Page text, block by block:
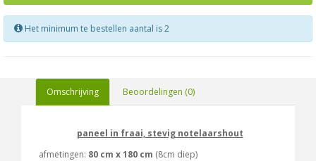
Het minimum te bestellen aantal is 2
Omschrijving Beoordelingen (0)
paneel in fraai, stevig notelaarshout
afmetingen: 80 cm x 180 cm (8cm diep)